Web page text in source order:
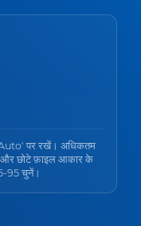
पर रखें। अधिकतम
और छोटे फ़ाइल आकार के
95 चुनें।